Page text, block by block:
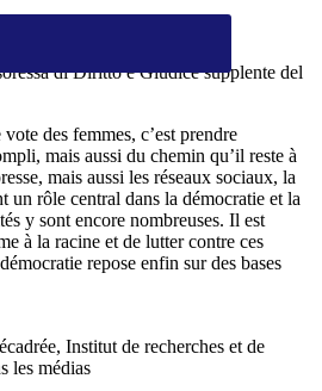
di Diritto e Giudice supplente del
des femmes, c’est prendre
mais aussi du chemin qu’il reste à
mais aussi les réseaux sociaux, la
un rôle central dans la démocratie et la
y sont encore nombreuses. Il est
à la racine et de lutter contre ces
repose enfin sur des bases
Institut de recherches et de
les médias